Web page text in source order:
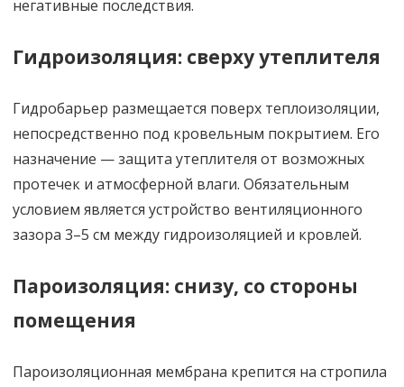
негативные последствия.
Гидроизоляция: сверху утеплителя
Гидробарьер размещается поверх теплоизоляции,
непосредственно под кровельным покрытием. Его
назначение — защита утеплителя от возможных
протечек и атмосферной влаги. Обязательным
условием является устройство вентиляционного
зазора 3–5 см между гидроизоляцией и кровлей.
Пароизоляция: снизу, со стороны
помещения
Пароизоляционная мембрана крепится на стропила